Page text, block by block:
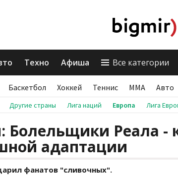
Техно Афиша Все категории
Баскетбол Хоккей Теннис ММА Авто
Другие страны Лига наций Европа Лига
Болельщики Реала -
адаптации
фанатов "сливочных".